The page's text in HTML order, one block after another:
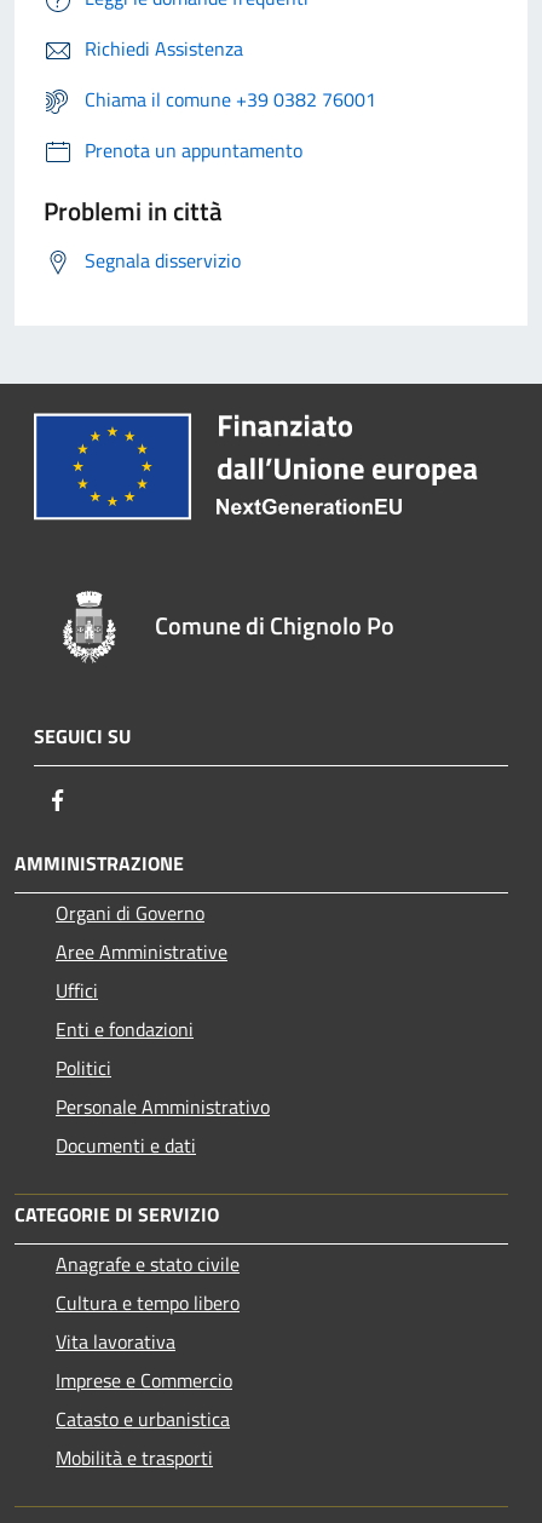
Richiedi Assistenza
Chiama il comune +39 0382 76001
Prenota un appuntamento
Problemi in città
Segnala disservizio
Comune di Chignolo Po
SEGUICI SU
AMMINISTRAZIONE
Organi di Governo
Aree Amministrative
Uffici
Enti e fondazioni
Politici
Personale Amministrativo
Documenti e dati
CATEGORIE DI SERVIZIO
Anagrafe e stato civile
Cultura e tempo libero
Vita lavorativa
Imprese e Commercio
Catasto e urbanistica
Mobilità e trasporti